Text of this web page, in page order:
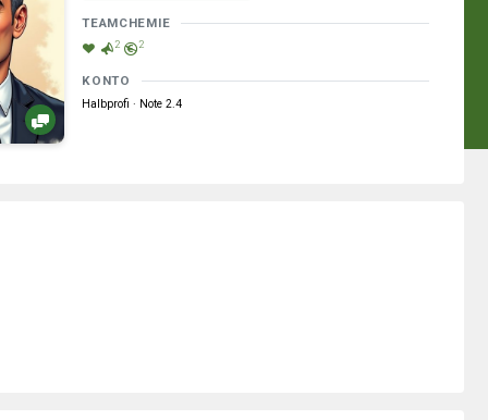
TEAMCHEMIE
2 2
KONTO
Halbprofi · Note 2.4